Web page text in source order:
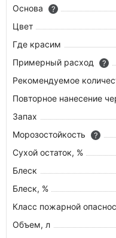
Основа
?
Цвет
Где красим
Примерный расход
?
Рекомендуемое
Повторное нанесение
Запах
Морозостойкость
?
Сухой остаток, %
Блеск
Блеск, %
Класс пожарной
Объем, л